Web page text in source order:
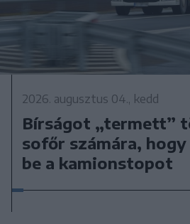
2026. augusztus 04., kedd
Bírságot „termett”
sofőr számára,
be a kamionstopot